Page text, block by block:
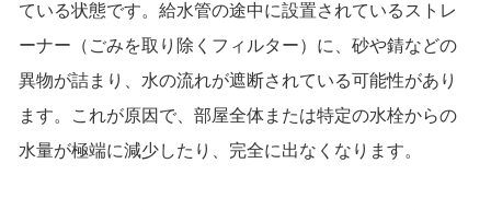
ている状態です。給水管の途中に設置されているストレ
ーナー（ごみを取り除くフィルター）に、砂や錆などの
異物が詰まり、水の流れが遮断されている可能性があり
ます。これが原因で、部屋全体または特定の水栓からの
水量が極端に減少したり、完全に出なくなります。